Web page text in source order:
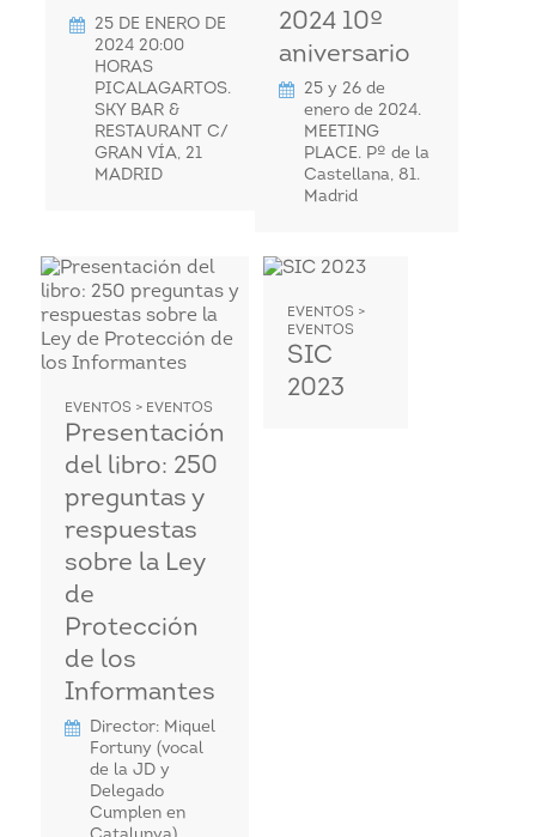
25 DE ENERO DE
2024 20:00
HORAS
PICALAGARTOS.
SKY BAR &
RESTAURANT C/
GRAN VÍA, 21
MADRID
2024 10º
aniversario
25 y 26 de
enero de 2024.
MEETING
PLACE. Pº de la
Castellana, 81.
Madrid
EVENTOS > EVENTOS
Presentación
del libro: 250
preguntas y
respuestas
sobre la Ley
de
Protección
de los
Informantes
Director: Miquel
Fortuny (vocal
de la JD y
Delegado
Cumplen en
EVENTOS >
EVENTOS
SIC
2023